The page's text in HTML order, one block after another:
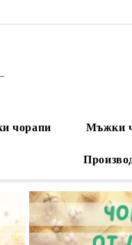
чорапи Мъжки